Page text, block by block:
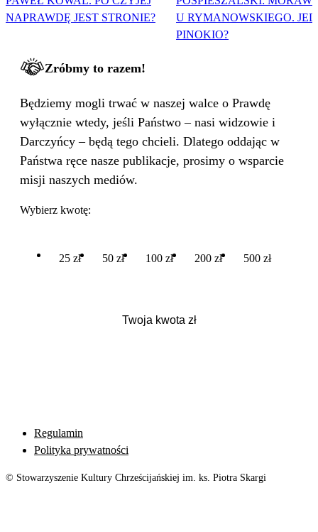
NAPRAWDĘ JEST STRONIE?
U RYMANOWSKIEGO.
PINOKIO?
Zróbmy to razem!
Będziemy mogli trwać w naszej walce o Prawdę
wyłącznie wtedy, jeśli Państwo – nasi widzowie i
Darczyńcy – będą tego chcieli. Dlatego oddając w
Państwa ręce nasze publikacje, prosimy o wsparcie
misji naszych mediów.
Wybierz kwotę:
25 zł 50 zł 100 zł 200 zł 500 zł
Regulamin
Polityka prywatności
© Stowarzyszenie Kultury Chrześcijańskiej im. ks. Piotra Skargi